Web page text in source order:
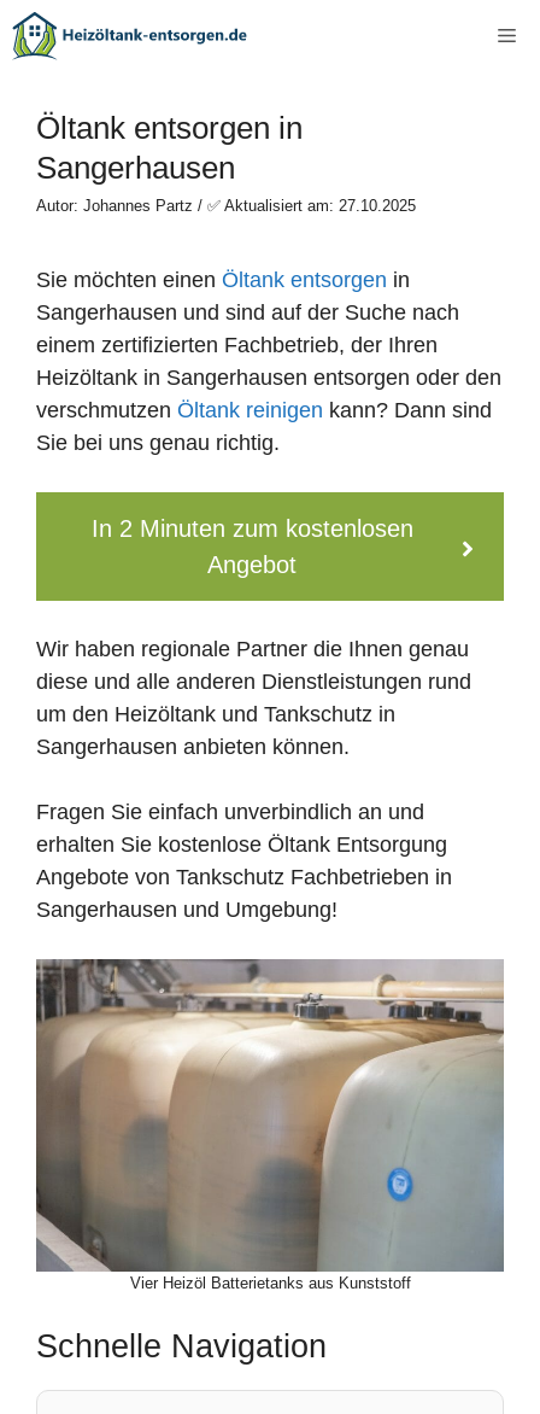
Zum
Inhalt
Öltank entsorgen in
Sangerhausen
Autor: Johannes Partz / ✅ Aktualisiert am: 27.10.2025
Sie möchten einen Öltank entsorgen in
Sangerhausen und sind auf der Suche nach
einem zertifizierten Fachbetrieb, der Ihren
Heizöltank in Sangerhausen entsorgen oder den
verschmutzen Öltank reinigen kann? Dann sind
Sie bei uns genau richtig.
In 2 Minuten zum kostenlosen
Angebot
Wir haben regionale Partner die Ihnen genau
diese und alle anderen Dienstleistungen rund
um den Heizöltank und Tankschutz in
Sangerhausen anbieten können.
Fragen Sie einfach unverbindlich an und
erhalten Sie kostenlose Öltank Entsorgung
Angebote von Tankschutz Fachbetrieben in
Sangerhausen und Umgebung!
Vier Heizöl Batterietanks aus Kunststoff
Schnelle Navigation